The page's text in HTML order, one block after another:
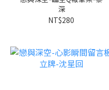
深
NT$280